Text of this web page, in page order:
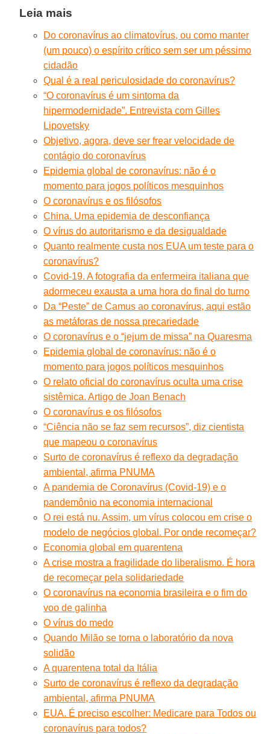
Leia mais
Do coronavírus ao climatovírus, ou como manter
(um pouco) o espírito crítico sem ser um péssimo
cidadão
Qual é a real periculosidade do coronavírus?
“O coronavírus é um sintoma da
hipermodernidade”. Entrevista com Gilles
Lipovetsky
Objetivo, agora, deve ser frear velocidade de
contágio do coronavírus
Epidemia global de coronavírus: não é o
momento para jogos políticos mesquinhos
O coronavírus e os filósofos
China. Uma epidemia de desconfiança
O vírus do autoritarismo e da desigualdade
Quanto realmente custa nos EUA um teste para o
coronavírus?
Covid-19. A fotografia da enfermeira italiana que
adormeceu exausta a uma hora do final do turno
Da “Peste” de Camus ao coronavírus, aqui estão
as metáforas de nossa precariedade
O coronavírus e o “jejum de missa” na Quaresma
Epidemia global de coronavírus: não é o
momento para jogos políticos mesquinhos
O relato oficial do coronavírus oculta uma crise
sistêmica. Artigo de Joan Benach
O coronavírus e os filósofos
“Ciência não se faz sem recursos”, diz cientista
que mapeou o coronavírus
Surto de coronavírus é reflexo da degradação
ambiental, afirma PNUMA
A pandemia de Coronavírus (Covid-19) e o
pandemônio na economia internacional
O rei está nu. Assim, um vírus colocou em crise o
modelo de negócios global. Por onde recomeçar?
Economia global em quarentena
A crise mostra a fragilidade do liberalismo. É hora
de recomeçar pela solidariedade
O coronavírus na economia brasileira e o fim do
voo de galinha
O vírus do medo
Quando Milão se torna o laboratório da nova
solidão
A quarentena total da Itália
Surto de coronavírus é reflexo da degradação
ambiental, afirma PNUMA
EUA. É preciso escolher: Medicare para Todos ou
coronavírus para todos?